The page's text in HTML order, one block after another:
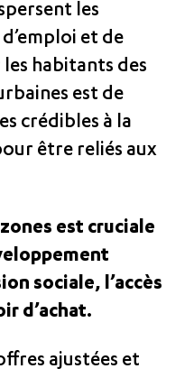
les
et de
les habitants des
est de
crédibles à la
être reliés aux
est cruciale
sociale, l’accès
d’achat.
ajustées et